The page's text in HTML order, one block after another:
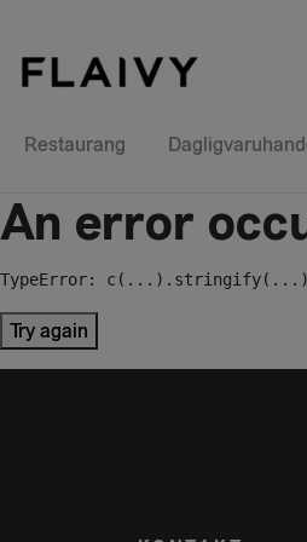
Restaurang
An error
TypeError:
Try again